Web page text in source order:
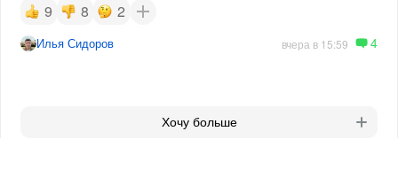
9 8 2
Илья Сидоров вчера в 15:59 4
Хочу больше